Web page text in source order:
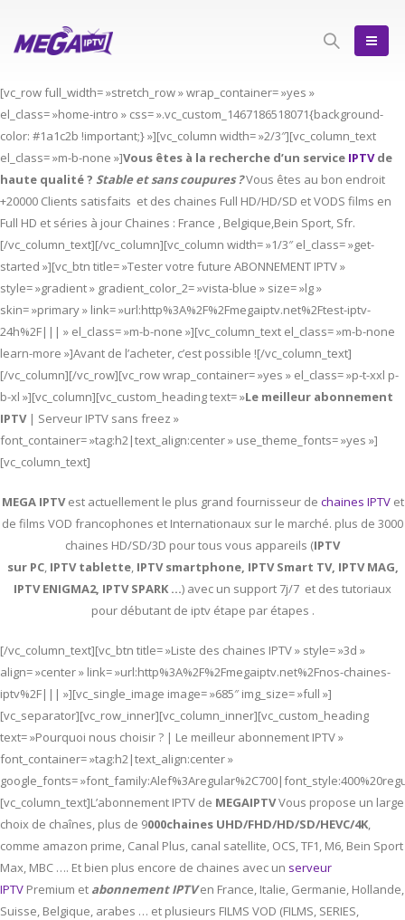
[vc_row full_width= »stretch_row » wrap_container= »yes »
el_class= »home-intro » css= ».vc_custom_1467186518071{background-
color: #1a1c2b !important;} »][vc_column width= »2/3″][vc_column_text
el_class= »m-b-none »]Vous êtes à la recherche d’un service IPTVde
haute qualité ? Stable et sans coupures ?Vous êtes au bon endroit
+20000 Clients satisfaits et des chaines Full HD/HD/SD et VODS films en
Full HD et séries à jour Chaines : France , Belgique,Bein Sport, Sfr.
[/vc_column_text][/vc_column][vc_column width= »1/3″ el_class= »get-
started »][vc_btn title= »Tester votre future ABONNEMENT IPTV »
style= »gradient » gradient_color_2= »vista-blue » size= »lg »
skin= »primary » link= »url:http%3A%2F%2Fmegaiptv.net%2Ftest-iptv-
24h%2F||| » el_class= »m-b-none »][vc_column_text el_class= »m-b-none
learn-more »]Avant de l’acheter, c’est possible ![/vc_column_text]
[/vc_column][/vc_row][vc_row wrap_container= »yes » el_class= »p-t-xxl p-
b-xl »][vc_column][vc_custom_heading text= »Le meilleur abonnement
IPTV | Serveur IPTV sans freez »
font_container= »tag:h2|text_align:center » use_theme_fonts= »yes »]
[vc_column_text]
MEGA IPTVest actuellement le plus grand fournisseur de chaines IPTVet
de films VOD francophones et Internationaux sur le marché. plus de 3000
chaines HD/SD/3D pour tous vous appareils (IPTV
sur PC, IPTVtablette, IPTVsmartphone, IPTV Smart TV, IPTV MAG,
IPTV ENIGMA2, IPTV SPARK …) avec un support 7j/7 et des tutoriaux
pour débutant de iptv étape par étapes .
[/vc_column_text][vc_btn title= »Liste des chaines IPTV » style= »3d »
align= »center » link= »url:http%3A%2F%2Fmegaiptv.net%2Fnos-chaines-
iptv%2F||| »][vc_single_image image= »685″ img_size= »full »]
[vc_separator][vc_row_inner][vc_column_inner][vc_custom_heading
text= »Pourquoi nous choisir ? | Le meilleur abonnement IPTV »
font_container= »tag:h2|text_align:center »
google_fonts=
[vc_column_text]L’abonnement IPTV de MEGAIPTVVous propose un large
choix de chaînes, plus de 9000chaines UHD/FHD/HD/SD/HEVC/4K,
comme amazon prime, Canal Plus, canal satellite, OCS, TF1, M6, Bein Sport
Max, MBC …. Et bien plus encore de chaines avec un serveur
IPTV Premium et abonnement IPTVen France, Italie, Germanie, Hollande,
Suisse, Belgique, arabes … et plusieurs FILMS VOD (FILMS, SERIES,